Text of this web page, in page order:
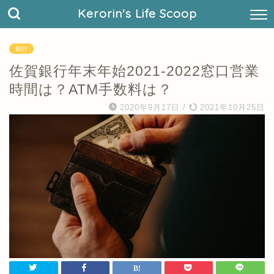
Kerorin's Life Scoop
銀行
佐賀銀行年末年始2021-2022窓口営業
時間は？ATM手数料は？
2020年9月17日 / 2021年10月25日